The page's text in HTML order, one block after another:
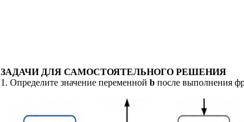
ЗАДАЧИ ДЛЯ САМОСТОЯТЕЛЬНОГО РЕШЕНИЯ
1. Определите значение переменной b после выполнения